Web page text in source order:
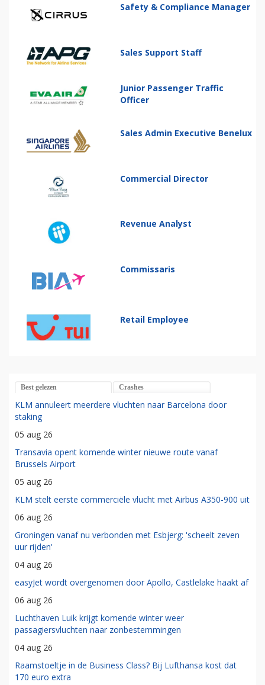
Safety & Compliance Manager
Sales Support Staff
Junior Passenger Traffic
Officer
Sales Admin Executive Benelux
Commercial Director
Revenue Analyst
Commissaris
Retail Employee
Best gelezen Crashes
KLM annuleert meerdere vluchten naar Barcelona door
staking
05 aug 26
Transavia opent komende winter nieuwe route vanaf
Brussels Airport
05 aug 26
KLM stelt eerste commerciële vlucht met Airbus A350-900 uit
06 aug 26
Groningen vanaf nu verbonden met Esbjerg: 'scheelt zeven
uur rijden'
04 aug 26
easyJet wordt overgenomen door Apollo, Castlelake haakt af
06 aug 26
Luchthaven Luik krijgt komende winter weer
passagiersvluchten naar zonbestemmingen
04 aug 26
Raamstoeltje in de Business Class? Bij Lufthansa kost dat
170 euro extra